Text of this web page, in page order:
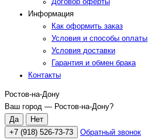
Информация
Как оформить заказ
Условия и способы оплаты
Условия доставки
Гарантия и обмен брака
Контакты
Ростов-на-Дону
Ваш город — Ростов-на-Дону?
+7 (918) 526-73-73 Обратный звонок